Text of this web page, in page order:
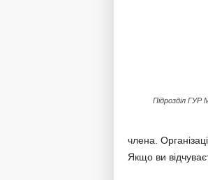
Підрозділ
члена.
Якщо ви